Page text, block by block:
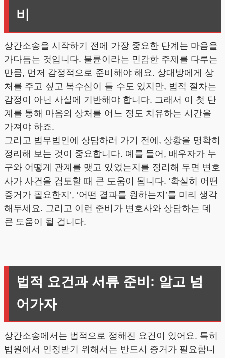
비
상간소송을 시작하기 전에 가장 중요한 단계는 마음을
가다듬는 것입니다. 불륜이라는 민감한 주제를 다루는
만큼, 먼저 감정적으로 준비해야 해요. 상대방에게 상
처를 주고 싶고 복수심이 들 수도 있지만, 법적 절차는
감정이 아닌 사실에 기반해야 합니다. 그래서 이 첫 단
계를 통해 마음의 상처를 어느 정도 치유하는 시간을
가져야 하죠.
그리고 법무법인에 상담하러 가기 전에, 상황을 명확히
정리해 보는 것이 중요합니다. 예를 들어, 배우자가 누
구와 어떻게 관계를 맺고 있었는지를 정리해 두면 변호
사가 사건을 검토할 때 큰 도움이 됩니다. ‘확실히 어떤
증거가 필요한지’, ‘어떤 결과를 원하는지’를 미리 생각
해두세요. 그리고 이런 준비가 변호사와 상담하는 데
큰 도움이 될 겁니다.
법적 요건과 서류 준비: 알고 넘
어가자
상간소송에서는 법적으로 정해진 요건이 있어요. 특히
법원에서 인정받기 위해서는 반드시 증거가 필요합니